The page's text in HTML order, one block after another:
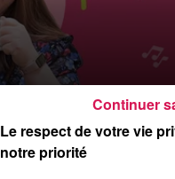
Le respect de votre vie
notre priorité
Continuer